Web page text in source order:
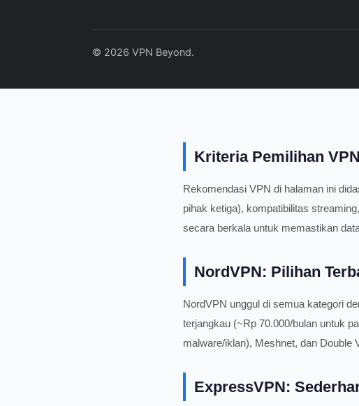
© 2026 VPN Beyond.
Kriteria Pemilihan
Rekomendasi VPN di halaman ini
pihak ketiga), kompatibilitas
secara berkala untuk memastikan
NordVPN: Pilihan
NordVPN unggul di semua kategori
terjangkau (~Rp 70.000/bulan untuk
malware/iklan), Meshnet, dan Double
ExpressVPN: